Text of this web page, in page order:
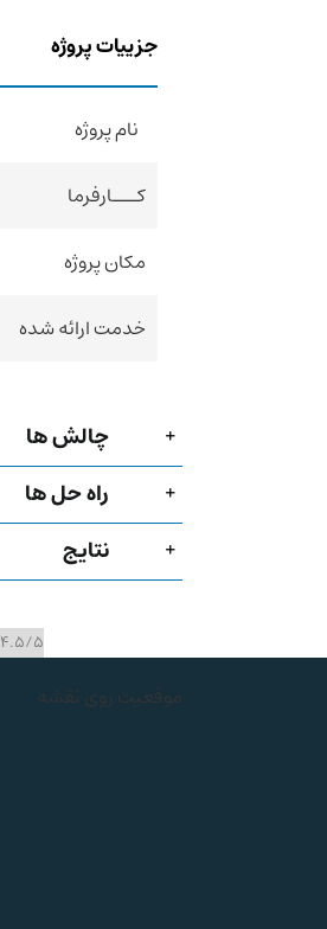
جزییات پروژه
نام پروژه
کـــارفرما
مکان پروژه
خدمت ارائه شده
چالش ها
راه حل ها
نتایج
4.5/5 - (47 votes)
موقعیت روی نقشه